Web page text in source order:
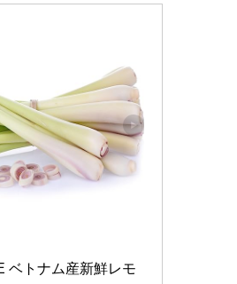
ベトナム産新鮮レモ